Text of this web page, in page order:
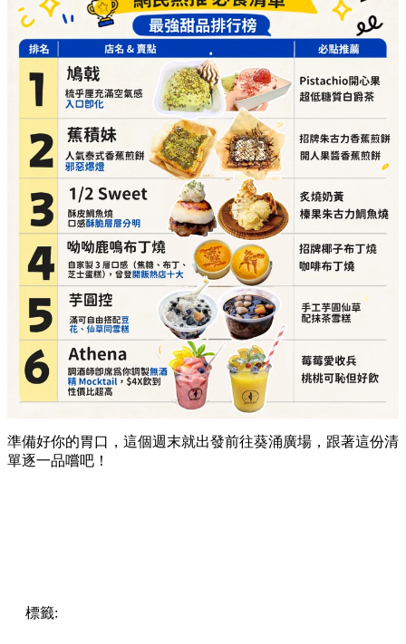
準備好你的胃口，這個週末就出發前往葵涌廣場，跟著這份清
單逐一品嚐吧！
標籤: